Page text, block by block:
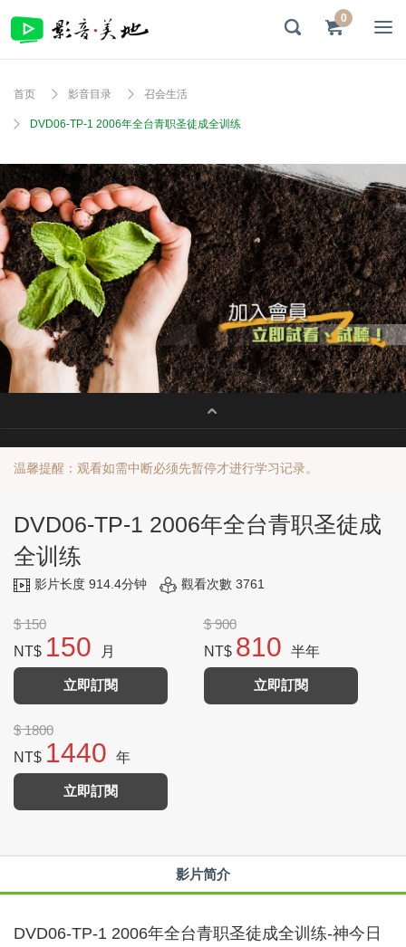
0
首页 影音目录 召会生活
DVD06-TP-1 2006年全台青职圣徒成全训练
温馨提醒：观看如需中断必须先暂停才进行学习记录。
DVD06-TP-1 2006年全台青职圣徒成
全训练
影片长度 914.4分钟 觀看次數 3761
$ 150
NT$ 150 月
立即訂閱
$ 900
NT$ 810 半年
立即訂閱
$ 1800
NT$ 1440 年
立即訂閱
影片简介
DVD06-TP-1 2006年全台青职圣徒成全训练-神今日